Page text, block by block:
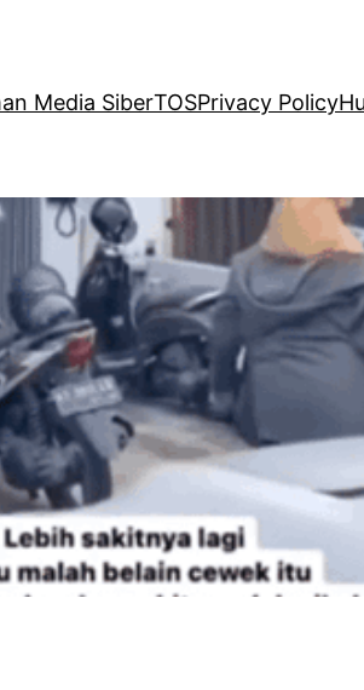
Media SiberTOSPrivacy Policy